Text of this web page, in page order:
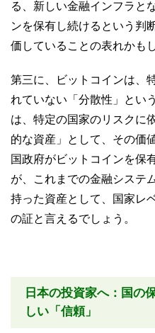
る、新しい金融インフラと
ンを保有し続けるという判
価していることの表れかも
第三に、ビットコインは、
れていない「分散性」とい
は、特定の国家のリスクに
的な資産」として、その価
国政府がビットコインを保
が、これまでの金融システ
持った資産として、国家レ
の証と言えるでしょう。
日本の投資家へ：国の
しい「信頼」